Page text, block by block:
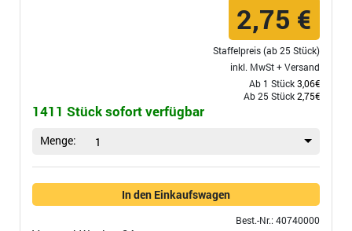
2,75 €
Staffelpreis (ab 25 Stück)
inkl. MwSt +Versand
Ab 1 Stück3,06€
Ab 25 Stück2,75€
1411 Stück sofort verfügbar
Menge: 1
In den Einkaufswagen
Best.-Nr.: 40740000